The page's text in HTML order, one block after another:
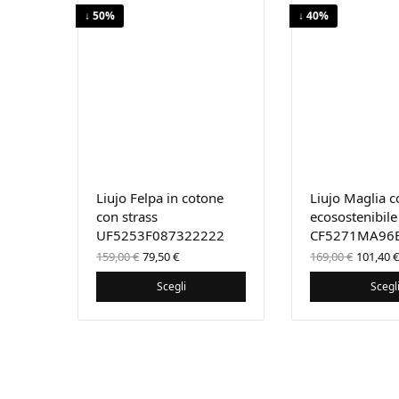
↓ 50%
Liujo Felpa in cotone
con strass
UF5253F087322222
159,00€ Il prezzo
originale
era:
159,00 €.
79,50€Il
prezzo
attuale
è:
Scegli
↓ 40%
Liujo Maglia
ecosostenibile
169,00€ Il
era:
101,40€
è:
Scegli